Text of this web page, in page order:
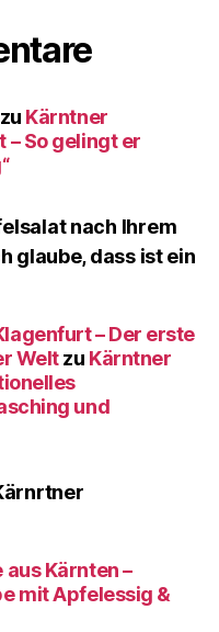
zu Kärntner
– So gelingt er
nach Ihrem
glaube, dass ist ein
– Der erste
Weltzu Kärntner
und
aus Kärnten –
mit Apfelessig &